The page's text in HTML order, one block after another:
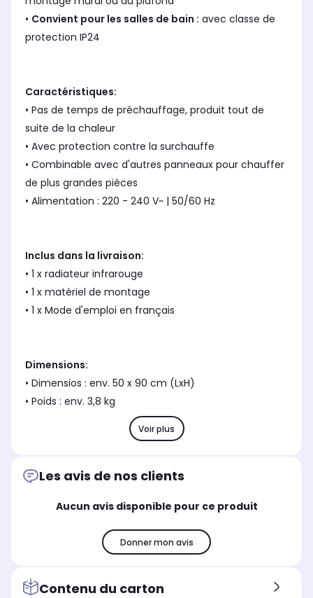
• Convient pour les salles de bain : avec classe de
protection IP24
Caractéristiques:
• Pas de temps de préchauffage, produit tout de
suite de la chaleur
• Avec protection contre la surchauffe
• Combinable avec d'autres panneaux pour chauffer
de plus grandes pièces
• Alimentation : 220 - 240 V~ | 50/60 Hz
Inclus dans la livraison:
• 1 x radiateur infrarouge
• 1 x matériel de montage
• 1 x Mode d'emploi en français
Dimensions:
• Dimensios : env. 50 x 90 cm (LxH)
• Poids : env. 3,8 kg
Voir plus
Les avis de nos clients
Aucun avis disponible pour ce produit
Donner mon avis
Contenu du carton